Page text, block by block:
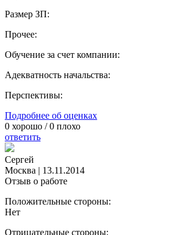
Размер ЗП:
Прочее:
Обучение за счет компании:
Адекватность начальства:
Перспективы:
Подробнее об оценках
0 хорошо /0 плохо
ответить
Сергей
Москва | 13.11.2014
Отзыв о работе
Положительные стороны:
Нет
Отрицательные стороны: